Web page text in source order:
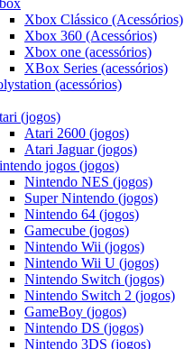
Xbox Clássico (Acessórios)
Xbox 360 (Acessórios)
Xbox one (acessórios)
XBox Series (acessórios)
(acessórios)
(jogos)
Atari 2600 (jogos)
Atari Jaguar (jogos)
jogos (jogos)
Nintendo NES (jogos)
Super Nintendo (jogos)
Nintendo 64 (jogos)
Gamecube (jogos)
Nintendo Wii (jogos)
Nintendo Wii U (jogos)
Nintendo Switch (jogos)
Nintendo Switch 2 (jogos)
GameBoy (jogos)
Nintendo DS (jogos)
Nintendo 3DS (jogos)